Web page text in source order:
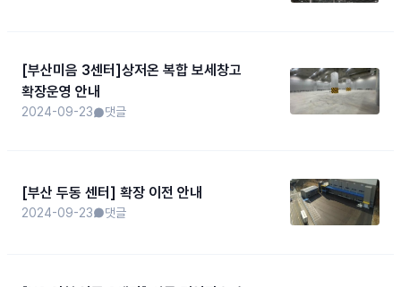
[부산미음 3센터]상저온 복합 보세창고
확장운영 안내
2024-09-23 댓글
[부산 두동 센터] 확장 이전 안내
2024-09-23 댓글